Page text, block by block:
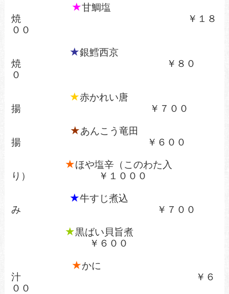
★甘鯛塩
焼
￥１８
００
★銀鱈西京
焼
￥８０
０
★赤かれい唐
揚 ￥７００
★あんこう竜田
揚 ￥６００
★ほや塩辛（このわた入
り） ￥１０００
★牛すじ煮込
み ￥７００
★黒ばい貝旨煮
￥６００
★かに
汁 ￥６
００